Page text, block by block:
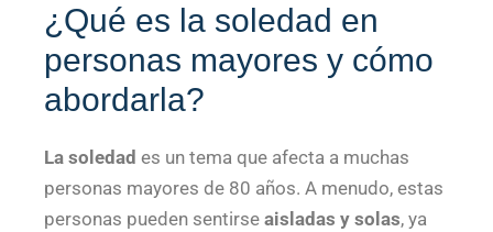
¿Qué es la soledad en
personas mayores y cómo
abordarla?
La soledad es un tema que afecta a muchas
personas mayores de 80 años. A menudo, estas
personas pueden sentirse aisladas y solas, ya